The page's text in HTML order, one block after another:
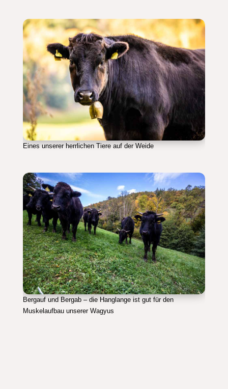
Eines unserer herrlichen Tiere auf der Weide
Bergauf und Bergab – die Hanglange ist gut für den
Muskelaufbau unserer Wagyus